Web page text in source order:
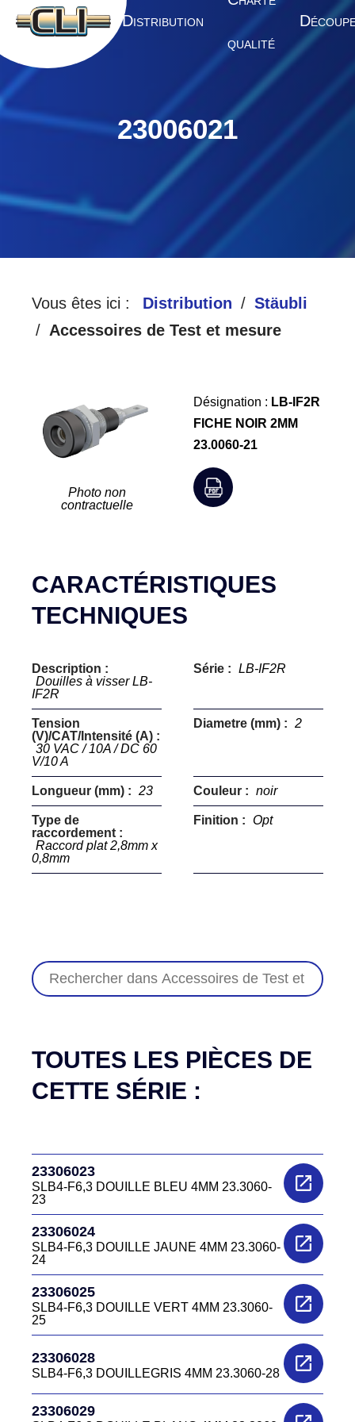
A CCUEIL DISTRIBUTION
QUALITÉ
D
23006021
Vous êtes ici : Distribution
Stäubli
Accessoires de Test et mesure
Photo non
contractuelle
Désignation : LB-IF2R
FICHE NOIR 2MM
23.0060-21
CARACTÉRISTIQUES
TECHNIQUES
Description :
Douilles à visser LB-
IF2R
Série : LB-IF2R
Tension
(V)/CAT/Intensité (A) :
30 VAC / 10A / DC 60
V/10 A
Diametre (mm) : 2
Longueur (mm) : 23 Couleur : noir
Type de
raccordement :
Raccord plat 2,8mm x
0,8mm
Finition : Opt
TOUTES LES PIÈCES DE
CETTE SÉRIE :
23306023
SLB4-F6,3 DOUILLE BLEU 4MM 23.3060-
23
23306024
SLB4-F6,3 DOUILLE JAUNE 4MM 23.3060-
24
23306025
SLB4-F6,3 DOUILLE VERT 4MM 23.3060-
25
23306028
SLB4-F6,3 DOUILLEGRIS 4MM 23.3060-28
23306029